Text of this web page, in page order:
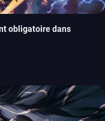
obligatoire dans